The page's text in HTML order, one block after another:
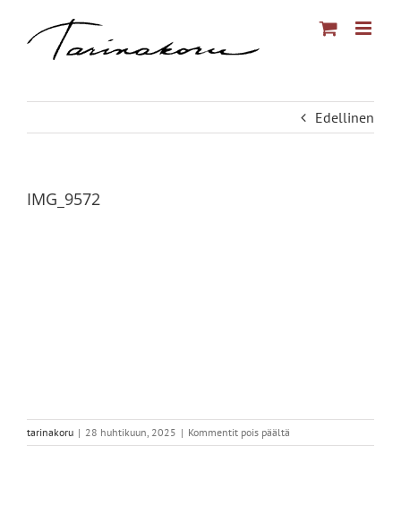
Edellinen
IMG_9572
tarinakoru | 28 huhtikuun, 2025 | Kommentit pois päältä
IMG_9572